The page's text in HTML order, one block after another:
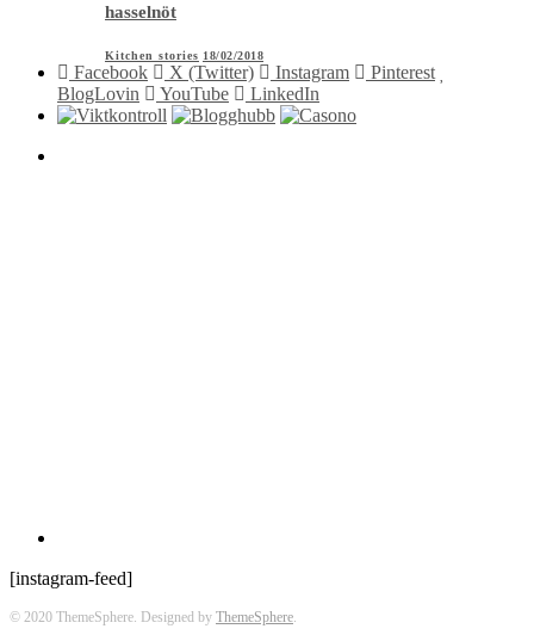
hasselnöt
Kitchen stories 18/02/2018
Facebook X (Twitter) Instagram
Pinterest
BlogLovin
YouTube LinkedIn
[instagram-feed]
© 2020 ThemeSphere. Designed by ThemeSphere.